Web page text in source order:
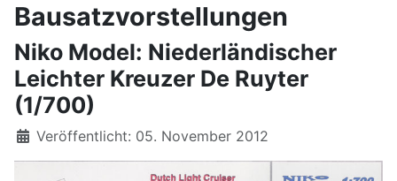
Bausatzvorstellungen
Niko Model: Niederländischer
Leichter Kreuzer De Ruyter
(1/700)
Details
Veröffentlicht: 05. November 2012